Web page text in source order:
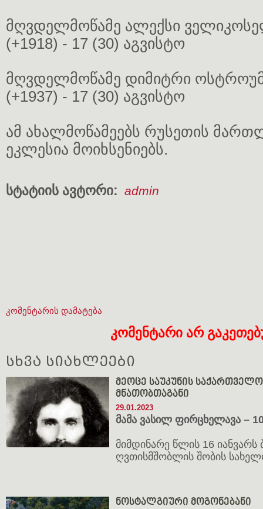
მღვდელმოწამე ალექსი
(+1918) - 17 (30) აგვისტო
მღვდელმოწამე დიმიტრი
(+1937) - 17 (30) აგვისტო
ამ ახალმოწამეებს რუსეთის
ეკლესია მოიხსენიებს.
სტატიის ავტორი: admin
კომენტარის დამატება
კომენტარი არ
სხვა სიახლეები
მეოცე საუკუნის
მნათობთაგანი
29.01.2023
მამა ვასილ ფირცხელავა –
მიმდინარე წლის 16
ღვთისმშობლის შობის
ნოსტალგიური მოგონებანი